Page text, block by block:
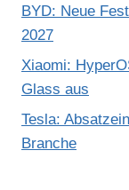
BYD: Neue
2027
Xiaomi:
Glass aus
Tesla:
Branche